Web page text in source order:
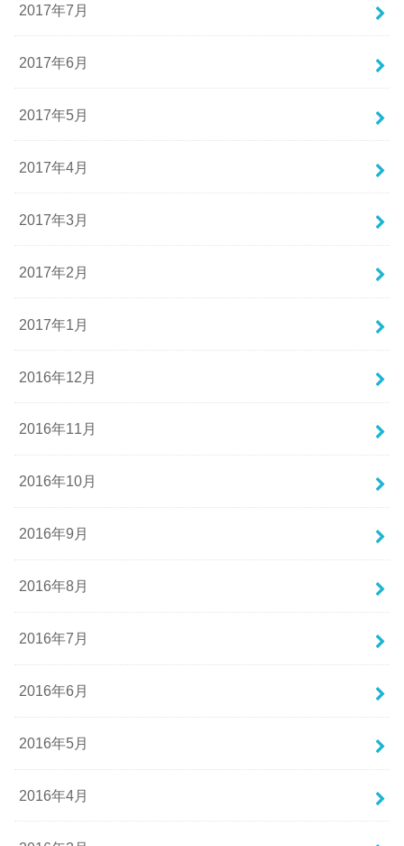
2017年7月
2017年6月
2017年5月
2017年4月
2017年3月
2017年2月
2017年1月
2016年12月
2016年11月
2016年10月
2016年9月
2016年8月
2016年7月
2016年6月
2016年5月
2016年4月